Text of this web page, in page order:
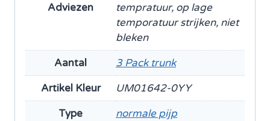
Adviezen
tempratuur, op lage
temporatuur strijken, niet
bleken
Aantal
3 Pack trunk
Artikel Kleur
UM01642-0YY
Type
normale pijp